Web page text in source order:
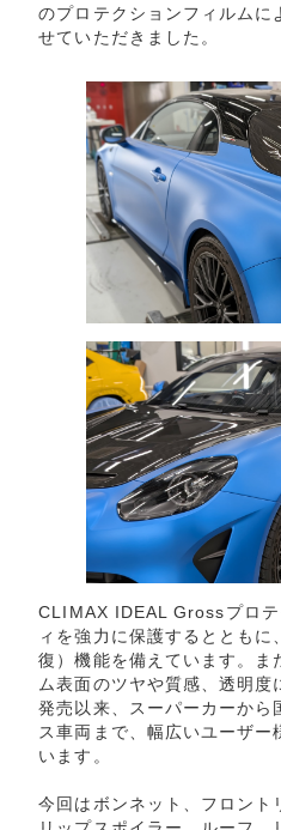
のプロテクションフィルムに
せていただきました。
CLIMAX IDEAL Grossプロ
ィを強力に保護するととも
復）機能を備えています。ま
ム表面のツヤや質感、透明
発売以来、スーパーカーから
ス車両まで、幅広いユーザー
います。
今回はボンネット、フロント